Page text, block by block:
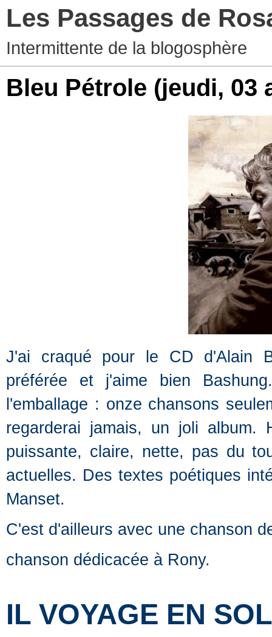
Les Passages de
Intermittente de la blogosphère
Bleu Pétrole (jeudi, 03
J'ai craqué pour le CD d'Alain
préférée et j'aime bien
l'emballage : onze chansons
regarderai jamais, un joli
puissante, claire, nette, pas du
actuelles. Des textes poétiques
Manset.
C'est d'ailleurs avec une chanson
chanson dédicacée à Rony.
IL VOYAGE EN